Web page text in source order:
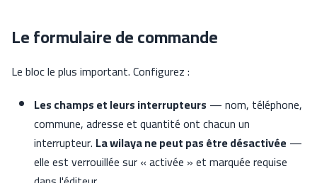
Le formulaire de commande
Le bloc le plus important. Configurez :
Les champs et leurs interrupteurs — nom, téléphone,
commune, adresse et quantité ont chacun un
interrupteur. La wilaya ne peut pas être désactivée—
elle est verrouillée sur « activée » et marquée requise